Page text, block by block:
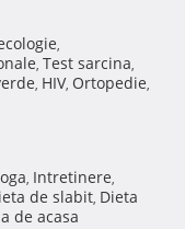
,
, Test sarcina,
, HIV, Ortopedie,
, Intretinere,
de slabit, Dieta
de acasa